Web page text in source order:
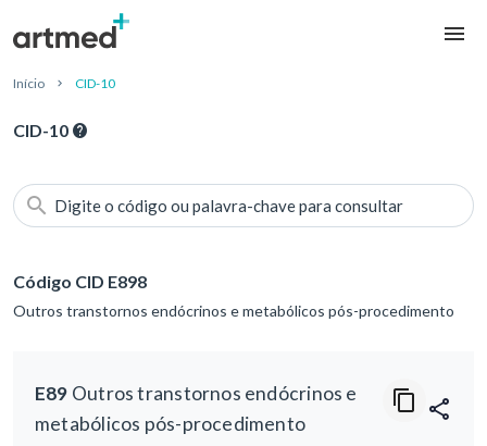
Início CID-10
CID-10
Digite o código ou palavra-chave para consultar
Código CID E898
Outros transtornos endócrinos e metabólicos pós-procedimento
E89 Outros transtornos endócrinos e
metabólicos pós-procedimento